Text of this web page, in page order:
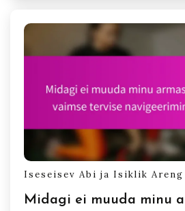
Iseseisev Abi ja Isiklik Areng
Midagi ei muuda minu